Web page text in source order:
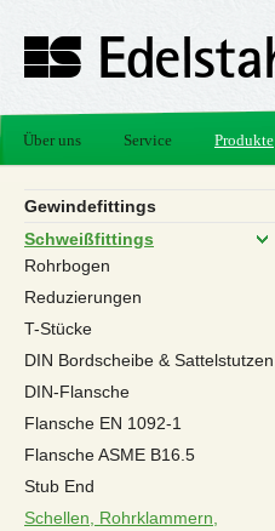
Über uns Service Produkte
Gewindefittings
Schweißfittings
Rohrbogen
Reduzierungen
T-Stücke
DIN Bordscheibe & Sattelstutzen
DIN-Flansche
Flansche EN 1092-1
Flansche ASME B16.5
Stub End
Schellen, Rohrklammern,